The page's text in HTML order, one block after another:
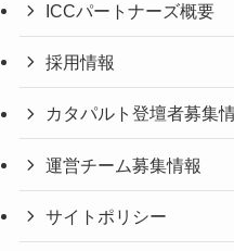
ICCパートナーズ概要
採用情報
カタパルト登壇者募集
運営チーム募集情報
サイトポリシー